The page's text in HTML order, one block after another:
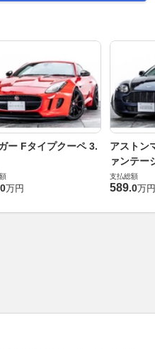
ー Fタイプクーペ 3.
0万円
アストン
ァンテー
支払総額
589.0万円